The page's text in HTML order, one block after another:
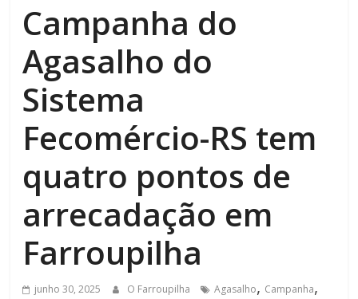
Campanha do
Agasalho do
Sistema
Fecomércio-RS tem
quatro pontos de
arrecadação em
Farroupilha
junho 30, 2025 O Farroupilha Agasalho, Campanha,